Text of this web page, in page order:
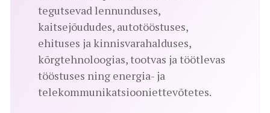
tegutsevad lennunduses,
kaitsejõududes, autotööstuses,
ehituses ja kinnisvarahalduses,
kõrgtehnoloogias, tootvas ja töötlevas
tööstuses ning energia- ja
telekommunikatsiooniettevõtetes.